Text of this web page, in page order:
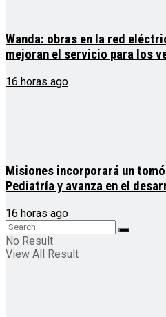
Wanda: obras en la red
mejoran el servicio para los
16 horas ago
Misiones incorporará un
Pediatría y avanza en el
16 horas ago
No Result
View All Result